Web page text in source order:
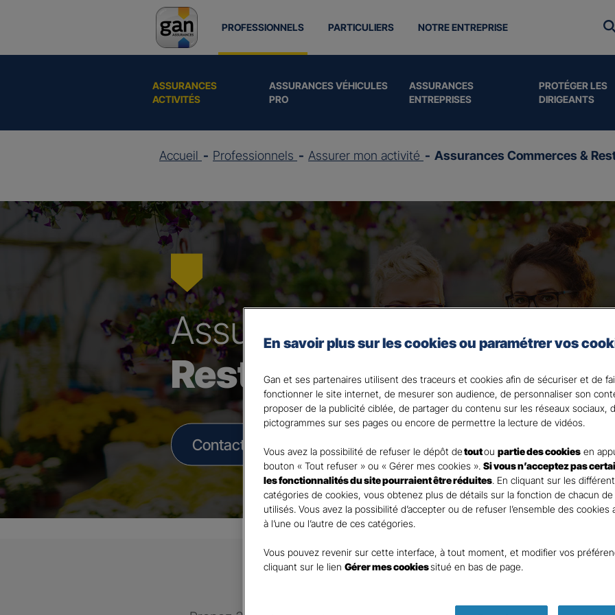
PROFESSIONNELS
ASSURANCES
ACTIVITÉS
ASSURANCES VÉHICULES
PRO
ASSURANCES
ENTREPRISES
PROTÉGER LES
DIRIGEANTS
PARTICULIERS NOTRE ENTREPRISE
Accueil Professionnels Assurer mon activité Assurances Commerces &
AssurancesCommerces
Restaurants
Contacter un Agent
DEMANDE DE DEVIS
En savoir plus sur les cookies ou paramétrer vos
Gan et ses partenaires utilisent des traceurs et cookies afin de sécuriser et de
fonctionner le site internet, de mesurer son audience, de personnaliser son
proposer de la publicité ciblée, de partager du contenu sur les réseaux sociaux,
pictogrammes sur ses pages ou encore de permettre la lecture de vidéos.
Vous avez la possibilité de refuser le dépôt detoutou partie des cookies en
bouton « Tout refuser » ou « Gérer mes cookies ». Si vous n’acceptez pas
les fonctionnalités du site pourraient être réduites. En cliquant sur les
catégories de cookies, vous obtenez plus de détails sur la fonction de chacun
utilisés. Vous avez la possibilité d’accepter ou de refuser l’ensemble des cookies
à l’une ou l’autre de ces catégories.
Vous pouvez revenir sur cette interface, à tout moment, et modifier vos
cliquant sur le lien Gérer mes cookiessitué en bas de page.